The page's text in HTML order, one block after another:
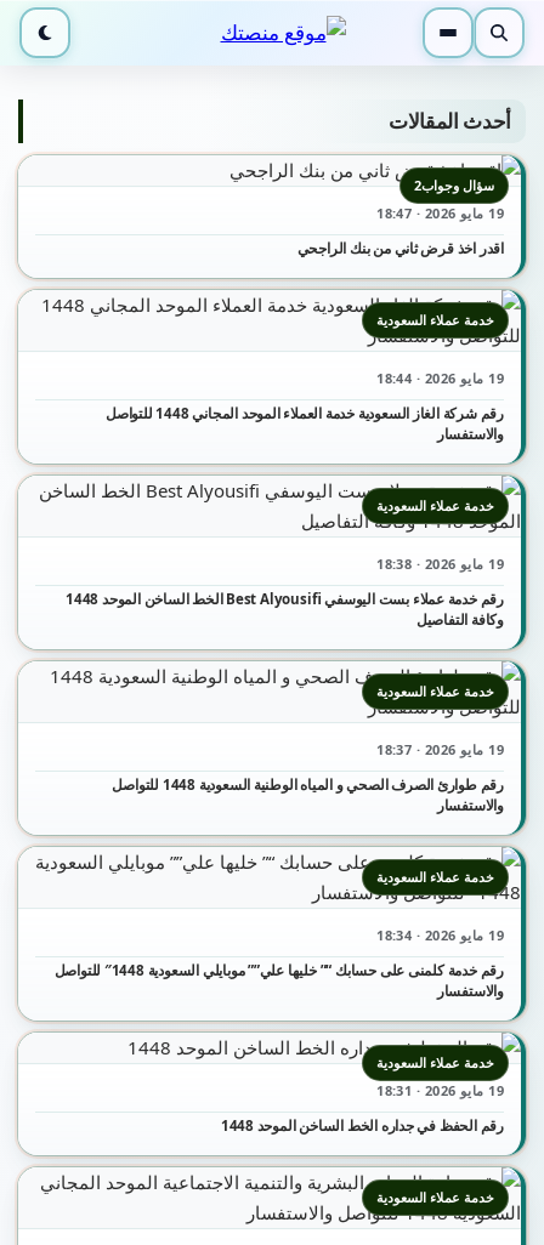
بحث القائمة الوضع
أحدث المقالات
19 مايو 2026 · 18:47
اقدر اخذ قرض ثاني من بنك الراجحي
سؤال وجواب2
19 مايو 2026 · 18:44
رقم شركة الغاز السعودية خدمة العملاء الموحد المجاني 1448 للتواصل
والاستفسار
خدمة عملاء السعودية
19 مايو 2026 · 18:38
رقم خدمة عملاء بست اليوسفي Best Alyousifi الخط الساخن الموحد 1448
وكافة التفاصيل
خدمة عملاء السعودية
19 مايو 2026 · 18:37
رقم طوارئ الصرف الصحي و المياه الوطنية السعودية 1448 للتواصل
والاستفسار
خدمة عملاء السعودية
19 مايو 2026 · 18:34
رقم خدمة كلمنى على حسابك “” خليها علي”” موبايلي السعودية 1448″ للتواصل
والاستفسار
خدمة عملاء السعودية
19 مايو 2026 · 18:31
رقم الحفظ في جداره الخط الساخن الموحد 1448
خدمة عملاء السعودية
خدمة عملاء السعودية